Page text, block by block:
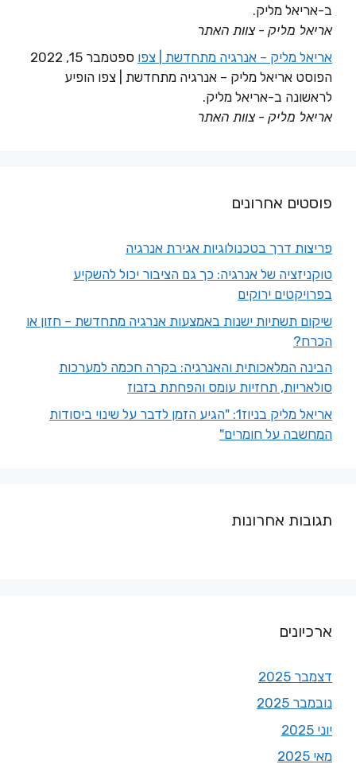
ב-אריאל מליק.
אריאל מליק - צוות האתר
אריאל מליק – אנרגיה מתחדשת | צפו ספטמבר 15, 2022
הפוסט אריאל מליק – אנרגיה מתחדשת | צפו הופיע
לראשונה ב-אריאל מליק.
אריאל מליק - צוות האתר
פוסטים אחרונים
פריצות דרך בטכנולוגיות אגירת אנרגיה
טוקניזציה של אנרגיה: כך גם הציבור יכול להשקיע
בפרויקטים ירוקים
שיקום תשתיות ישנות באמצעות אנרגיה מתחדשת – חזון או
הכרח?
הבינה המלאכותית והאנרגיה: בקרה חכמה למערכות
סולאריות, תחזיות עומס והפחתת בזבוז
אריאל מליק בניוז1: "הגיע הזמן לדבר על שינוי ביסודות
המחשבה על חומרים"
תגובות אחרונות
ארכיונים
דצמבר 2025
נובמבר 2025
יוני 2025
מאי 2025